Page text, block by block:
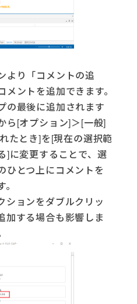
より「コメントの追
ントを追加できます。
の最後に追加されます
ら[オプション]＞[一般]
たとき]を[現在の選択範
]に変更することで、選
ひとつ上にコメントを
ションをダブルクリッ
加する場合も影響しま